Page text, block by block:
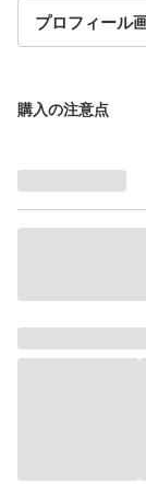
プロフィール
購入の注意点